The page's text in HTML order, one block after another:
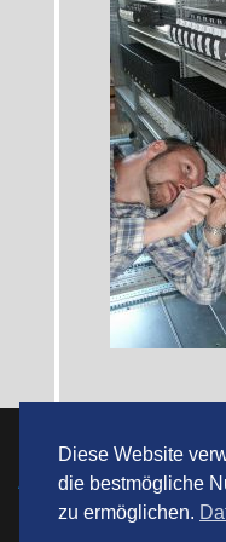
AGBs
DSGVO
Diese Website
die bestmögliche
zu ermöglichen.